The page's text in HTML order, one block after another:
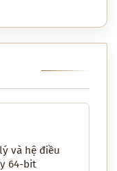
và hệ điều
64-bit